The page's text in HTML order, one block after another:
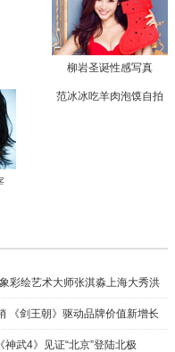
柳岩圣诞性感写真
范冰冰吃羊肉泡馍自拍
彩绘艺术大师张淇淼上海大秀洪
《剑王朝》驱动品牌价值新增长
神武4》见证“北京”登陆北极